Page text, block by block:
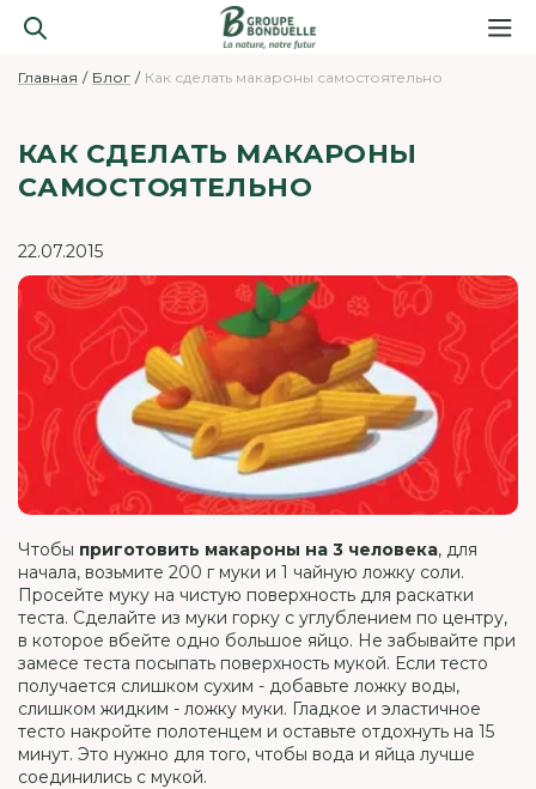
Главная Блог Как сделать макароны самостоятельно
КАК СДЕЛАТЬ МАКАРОНЫ
САМОСТОЯТЕЛЬНО
22.07.2015
Чтобы приготовить макароны на 3 человека, для
начала, возьмите 200 г муки и 1 чайную ложку соли.
Просейте муку на чистую поверхность для раскатки
теста. Сделайте из муки горку с углублением по центру,
в которое вбейте одно большое яйцо. Не забывайте при
замесе теста посыпать поверхность мукой. Если тесто
получается слишком сухим - добавьте ложку воды,
слишком жидким - ложку муки. Гладкое и эластичное
тесто накройте полотенцем и оставьте отдохнуть на 15
минут. Это нужно для того, чтобы вода и яйца лучше
соединились с мукой.